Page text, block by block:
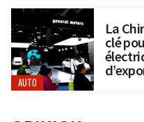
AUTO
La
clé